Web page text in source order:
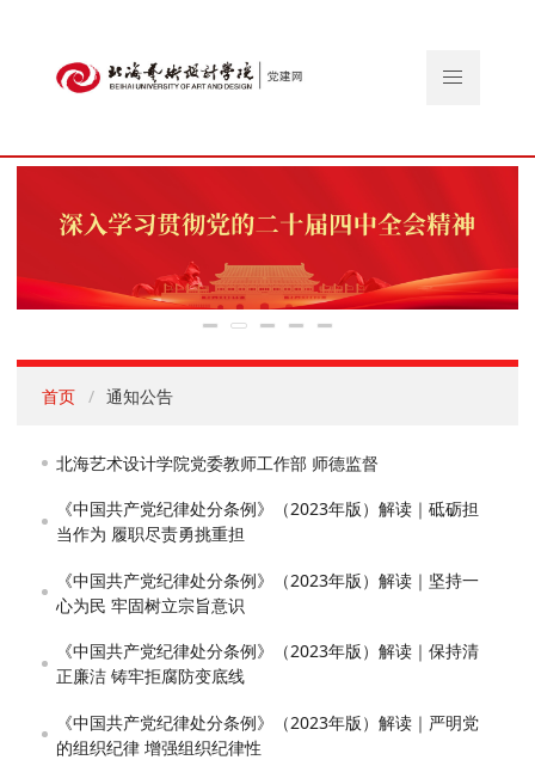
首页 通知公告
北海艺术设计学院党委教师工作部 师德监督
《中国共产党纪律处分条例》（2023年版）解读｜砥砺担
当作为 履职尽责勇挑重担
《中国共产党纪律处分条例》（2023年版）解读｜坚持一
心为民 牢固树立宗旨意识
《中国共产党纪律处分条例》（2023年版）解读｜保持清
正廉洁 铸牢拒腐防变底线
《中国共产党纪律处分条例》（2023年版）解读｜严明党
的组织纪律 增强组织纪律性